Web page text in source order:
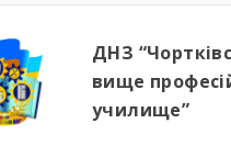
ДНЗ
вище
училище”